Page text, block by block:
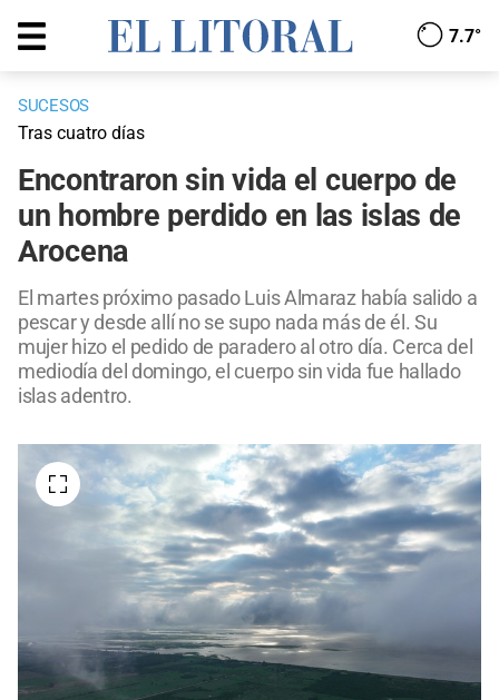
7.7°
SUCESOS
Tras cuatro días
Encontraron sin vida el cuerpo de
un hombre perdido en las islas de
Arocena
El martes próximo pasado Luis Almaraz había salido a
pescar y desde allí no se supo nada más de él. Su
mujer hizo el pedido de paradero al otro día. Cerca del
mediodía del domingo, el cuerpo sin vida fue hallado
islas adentro.